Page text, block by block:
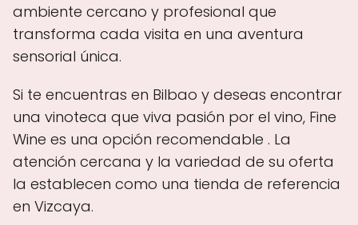
ambiente cercano y profesional que
transforma cada visita en una aventura
sensorial única.
Si te encuentras en Bilbao y deseas encontrar
una vinoteca que viva pasión por el vino, Fine
Wine es una opción recomendable . La
atención cercana y la variedad de su oferta
la establecen como una tienda de referencia
en Vizcaya.